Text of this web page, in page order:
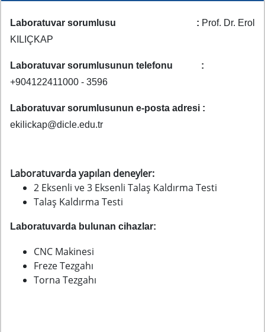
Laboratuvar sorumlusu : Prof. Dr. Erol
KILIÇKAP
Laboratuvar sorumlusunun telefonu :
+904122411000 - 3596
Laboratuvar sorumlusunun e-posta adresi :
ekilickap@dicle.edu.tr
Laboratuvarda yapılan deneyler:
2 Eksenli ve 3 Eksenli Talaş Kaldırma Testi
Talaş Kaldırma Testi
Laboratuvarda bulunan cihazlar:
CNC Makinesi
Freze Tezgahı
Torna Tezgahı